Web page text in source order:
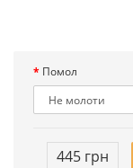
Помол
445 грн